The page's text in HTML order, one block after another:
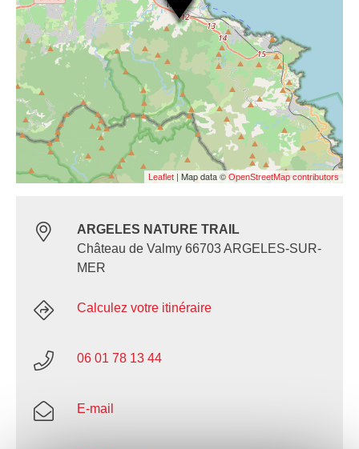
Leaflet | Map data ©OpenStreetMap contributors
ARGELES NATURE TRAIL
Château de Valmy 66703 ARGELES-SUR-
MER
Calculez votre itinéraire
06 01 78 13 44
E-mail